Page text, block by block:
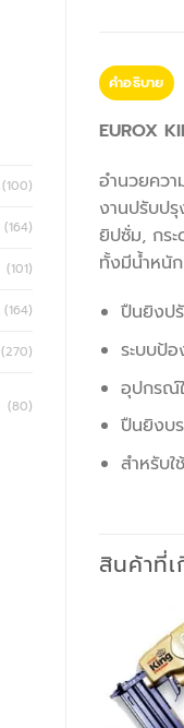
(100)
(164)
(101)
(164)
(270)
(80)
คำอธิบาย
EUROX
อำนวยควา
งานปรับป
ยิปซั่ม, กร
ทั้งมีน้ำหนั
ปืนยิงป
ระบบป้
อุปกรณ์
ปืนยิงบ
สำหรับใ
สินค้าที่